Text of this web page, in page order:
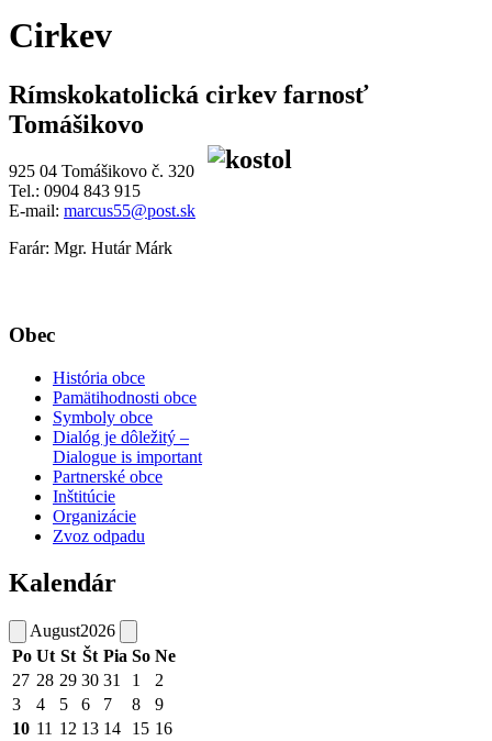
Cirkev
Rímskokatolická cirkev farnosť
Tomášikovo
925 04 Tomášikovo č. 320
Tel.: 0904 843 915
E-mail: marcus55@post.sk
Farár: Mgr. Hutár Márk
Obec
História obce
Pamätihodnosti obce
Symboly obce
Dialóg je dôležitý –
Dialogue is important
Partnerské obce
Inštitúcie
Organizácie
Zvoz odpadu
Kalendár
August2026
Po Ut St Št Pia So Ne
27 28 29 30 31 1
2
3
4 5 6 7 8
9
10 11 12 13 14 15 16